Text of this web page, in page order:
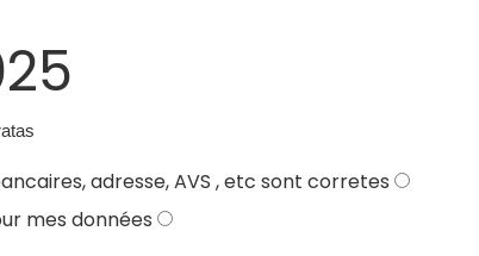
travaillé à Baskethouse en 2024 et mes données bancaires, adresse, AVS , etc sont corretes
mes données